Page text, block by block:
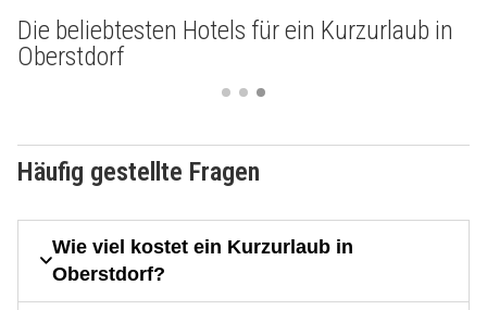
Die beliebtesten Hotels für ein Kurzurlaub in
Oberstdorf
Häufig gestellte Fragen
Wie viel kostet ein Kurzurlaub in
Oberstdorf?